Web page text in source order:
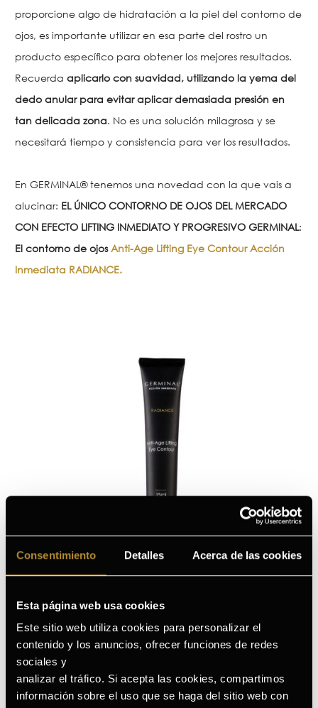
Consentimiento Detalles Acerca de las cookies
Esta página web usa cookies
Este sitio web utiliza cookies para personalizar el
contenido y los anuncios, ofrecer funciones de redes
sociales y
analizar el tráfico. Si acepta las cookies, compartimos
información sobre el uso que se haga del sitio web con
proporcione algo de hidratación a la piel del contorno de
ojos, es importante utilizar en esa parte del rostro un
producto específico para obtener los mejores resultados.
Recuerda aplicarlo con suavidad, utilizando la yema del
dedo anular para evitar aplicar demasiada presión en
tan delicada zona. No es una solución milagrosa y se
necesitará tiempo y consistencia para ver los resultados.
En GERMINAL® tenemos una novedad con la que vais a
alucinar: EL ÚNICO CONTORNO DE OJOS DEL MERCADO
CON EFECTO LIFTING INMEDIATO Y PROGRESIVO GERMINAL:
El contorno de ojosAnti-Age Lifting Eye Contour Acción
Inmediata RADIANCE.
¿PARA QUÉ TIPO DE PIEL ES EL
ANTI-AGE LIFTING EYE
CONTOUR
RADIANCE?